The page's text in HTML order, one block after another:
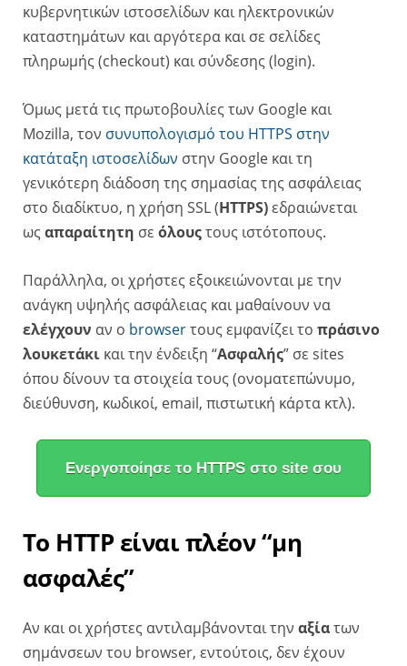
κυβερνητικών ιστοσελίδων και ηλεκτρονικών
καταστημάτων και αργότερα και σε σελίδες
πληρωμής (checkout) και σύνδεσης (login).
Όμως μετά τις πρωτοβουλίες των Google και
Mozilla, τον συνυπολογισμό του HTTPS στην
κατάταξη ιστοσελίδων στην Google και τη
γενικότερη διάδοση της σημασίας της ασφάλειας
στο διαδίκτυο, η χρήση SSL (HTTPS)εδραιώνεται
ως απαραίτητη σε όλουςτους ιστότοπους.
Παράλληλα, οι χρήστες εξοικειώνονται με την
ανάγκη υψηλής ασφάλειας και μαθαίνουν να
ελέγχουν αν ο browserτους εμφανίζει το πράσινο
λουκετάκι και την ένδειξη “Ασφαλής” σε sites
όπου δίνουν τα στοιχεία τους (ονοματεπώνυμο,
διεύθυνση, κωδικοί, email, πιστωτική κάρτα κτλ).
Ενεργοποίησε το HTTPS στο site σου
Το HTTP είναι πλέον “μη
ασφαλές”
Αν και οι χρήστες αντιλαμβάνονται την αξίατων
σημάνσεων του browser, εντούτοις, δεν έχουν